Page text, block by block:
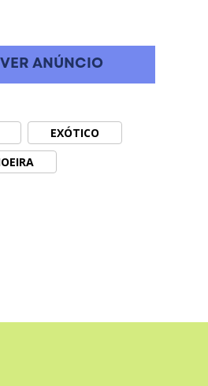
VER ANÚNCIO
EXÓTICO